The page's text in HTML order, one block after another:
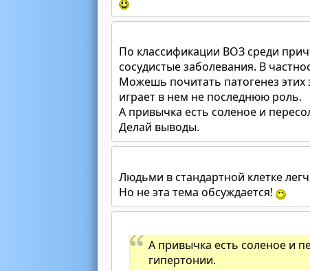
По классификации ВОЗ среди
сосудистые заболевания. В
Можешь почитать патогенез этих
играет в нем не последнюю роль.
А привычка есть соленое и
Делай выводы.
Людьми в стандартной клетке
Но не эта тема обсуждается!
А привычка есть соленое и
гипертонии.